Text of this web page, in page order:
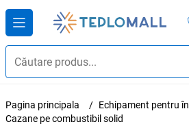
Pagina principala
Echipament pentru
Cazane pe combustibil solid